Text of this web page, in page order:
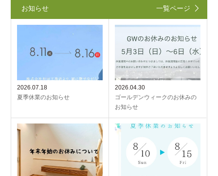
お知らせ 一覧ページ
2026.07.18
夏季休業のお知らせ
2026.04.30
ゴールデンウィークのお休みの
お知らせ